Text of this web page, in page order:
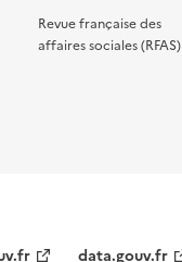
Revue française des
affaires sociales (RFAS)
data.gouv.fr